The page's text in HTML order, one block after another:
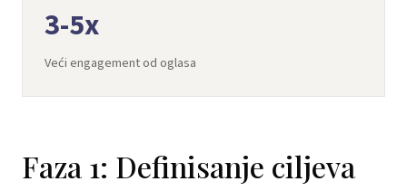
3-5x
Veći engagement od oglasa
Faza 1: Definisanje ciljeva